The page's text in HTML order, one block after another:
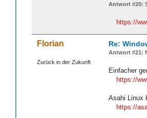
Antwort #20:
https://
Florian
Zurück in der Zukunft
Re:
Antwort #21:
Einfacher
https://
Asahi Linux
https://